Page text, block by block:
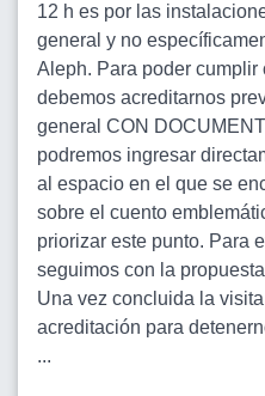
12 h es por las
general y no
Aleph. Para poder cumplir
debemos acreditarnos
general CON
podremos ingresar
al espacio en el que se
sobre el cuento
priorizar este punto. Para
seguimos con la
Una vez concluida la
acreditación para
...